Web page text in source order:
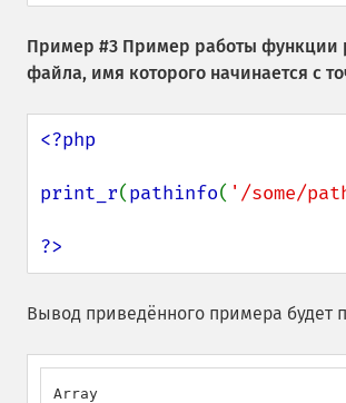
Пример #3 Пример работы функции
файла, имя которого начинается с
<?php
print_r(pathinfo( '/some/
?>
Вывод приведённого примера будет
Array